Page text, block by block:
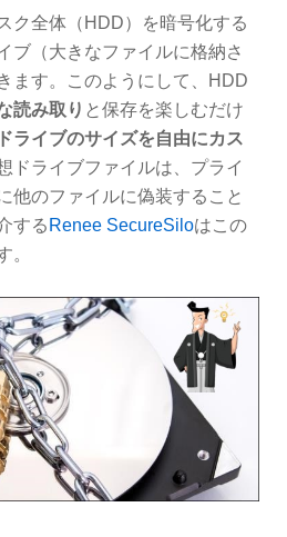
ク全体（HDD）を暗号化する
ブ（大きなファイルに格納さ
ます。このようにして、HDD
読み取り と保存を楽しむだけ
ライブのサイズを自由にカス
ドライブファイルは、プライ
他のファイルに偽装すること
する Renee SecureSiloはこの
。